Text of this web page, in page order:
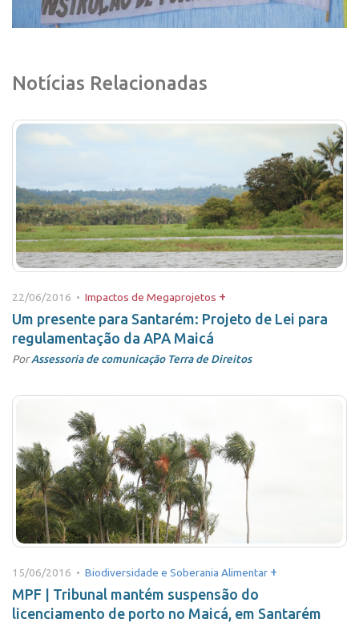
Notícias Relacionadas
22/06/2016 • Impactos de Megaprojetos +
Um presente para Santarém: Projeto de Lei para
regulamentação da APA Maicá
PorAssessoria de comunicação Terra de Direitos
15/06/2016 • Biodiversidade e Soberania Alimentar +
MPF | Tribunal mantém suspensão do
licenciamento de porto no Maicá, em Santarém